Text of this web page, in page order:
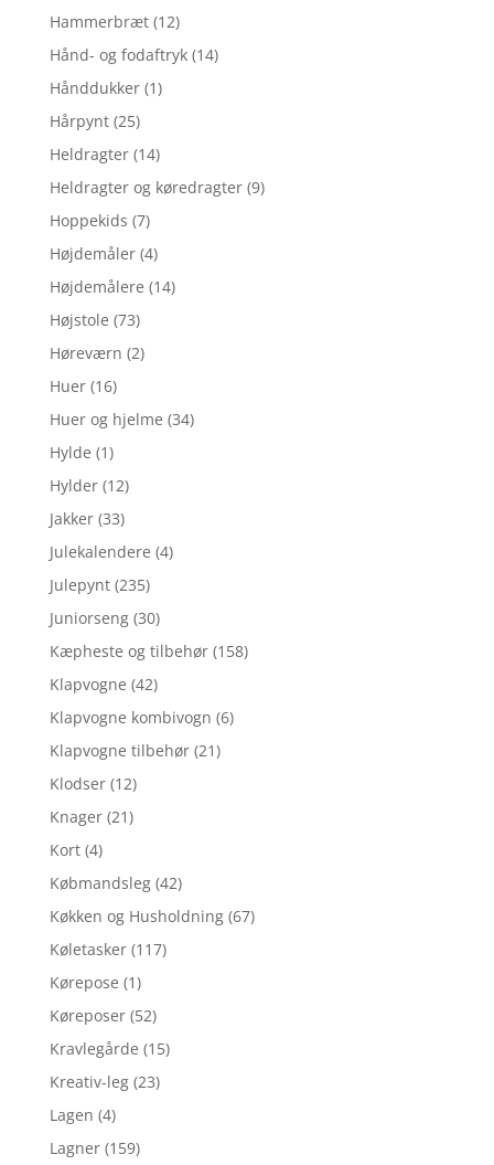
Hammerbræt (12)
Hånd- og fodaftryk (14)
Hånddukker (1)
Hårpynt (25)
Heldragter (14)
Heldragter og køredragter (9)
Hoppekids (7)
Højdemåler (4)
Højdemålere (14)
Højstole (73)
Høreværn (2)
Huer (16)
Huer og hjelme (34)
Hylde (1)
Hylder (12)
Jakker (33)
Julekalendere (4)
Julepynt (235)
Juniorseng (30)
Kæpheste og tilbehør (158)
Klapvogne (42)
Klapvogne kombivogn (6)
Klapvogne tilbehør (21)
Klodser (12)
Knager (21)
Kort (4)
Købmandsleg (42)
Køkken og Husholdning (67)
Køletasker (117)
Kørepose (1)
Køreposer (52)
Kravlegårde (15)
Kreativ-leg (23)
Lagen (4)
Lagner (159)